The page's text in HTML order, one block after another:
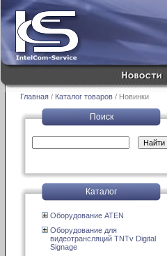
Главная / Каталог товаров / Новинки
Поиск
Каталог
Оборудование ATEN
Оборудование для
видеотрансляций TNTv Digital
Signage